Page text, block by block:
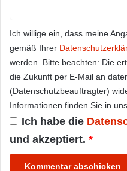
Ich willige ein, dass meine
gemäß Ihrer
werden. Bitte beachten: Die
die Zukunft per E-Mail an
(Datenschutzbeauftragter)
Informationen finden Sie in
Ich habe die
und akzeptiert. *